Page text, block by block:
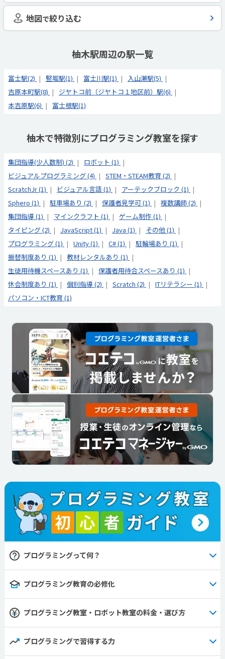
地図で絞り込む
柚木駅周辺の駅一覧
富士駅(2) 竪堀駅(1) 富士川駅(1)
入山瀬駅(5)
吉原本町駅(8)
ジヤトコ前（ジヤトコ１地区前）駅(6)
本吉原駅(6)
富士根駅(1)
柚木で特徴別にプログラミング教室を探す
集団指導(少人数制) (2)
ロボット (1)
ビジュアルプログラミング (4)
STEM・STEAM教育 (2)
ScratchJr (1)
ビジュアル言語 (1)
アーテックブロック (1)
Sphero (1)
駐車場あり (2) 保護者見学可 (1)
複数講師 (2)
集団指導 (1)
マインクラフト (1)
ゲーム制作 (1)
タイピング (2)
JavaScript (1) Java (1)
その他 (1)
プログラミング (1)
Unity (1) C# (1)
駐輪場あり (1)
振替制度あり (1)
教材レンタルあり (1)
生徒用待機スペースあり (1)
保護者用待合スペースあり (1)
休会制度あり (1)
個別指導 (2) Scratch (2)
ITリテラシー (1)
パソコン・ICT教育 (1)
プログラミングって何？
プログラミング教育の必修化
プログラミング教室・ロボット教室の料金・選び方
プログラミングで習得する力